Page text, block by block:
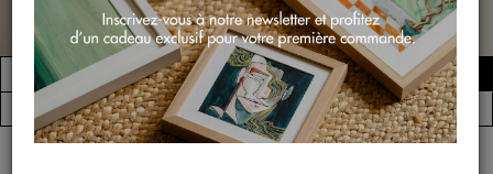
FILTRER
(18843 œuvres)
Créer une alerte
Vue par artiste